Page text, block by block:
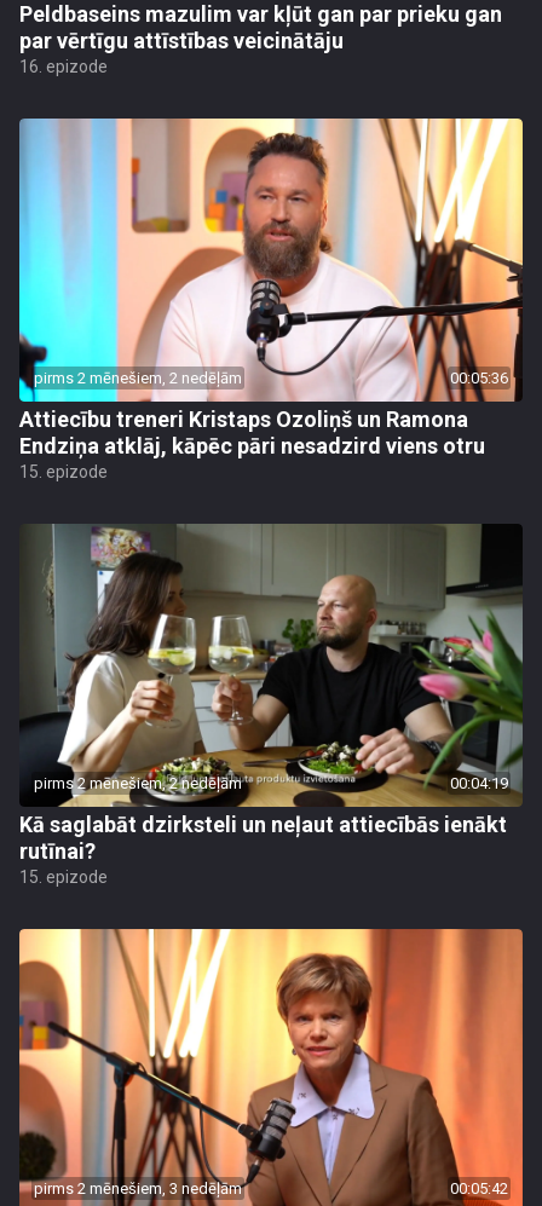
Peldbaseins mazulim var kļūt gan par prieku gan
par vērtīgu attīstības veicinātāju
16. epizode
pirms 2 mēnešiem, 2 nedēļām 00:05:36
Attiecību treneri Kristaps Ozoliņš un Ramona
Endziņa atklāj, kāpēc pāri nesadzird viens otru
15. epizode
pirms 2 mēnešiem, 2 nedēļām 00:04:19
Kā saglabāt dzirksteli un neļaut attiecībās ienākt
rutīnai?
15. epizode
pirms 2 mēnešiem, 3 nedēļām 00:05:42